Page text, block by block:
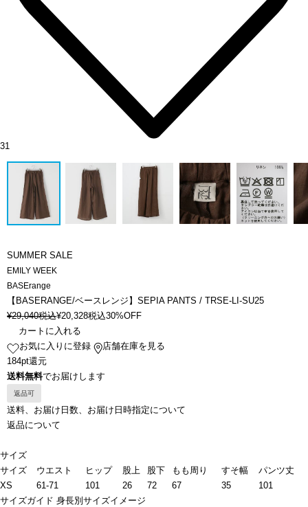
31
SUMMER SALE
EMILY WEEK
BASErange
【BASERANGE/ベースレンジ】SEPIA PANTS / TRSE-LI-SU25
¥29,040税込¥20,328税込30%OFF
カートに入れる
お気に入りに登録
店舗在庫を見る
184pt還元
送料無料でお届けします
返品可
送料、お届け日数、お届け日時指定について
返品について
サイズ
サイズ
ウエスト ヒップ 股上 股下 もも周り すそ幅
パンツ丈
XS
61-71 101 26 72 67 35
101
サイズガイド 身長別サイズイメージ